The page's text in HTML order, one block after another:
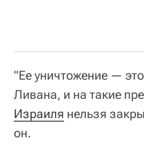
"Ее уничтожение —
Ливана, и на такие
Израиля нельзя
он.